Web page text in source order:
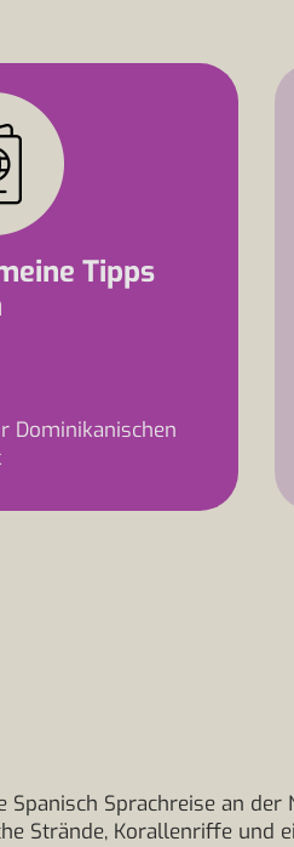
Tipps
Dominikanischen
Spanisch Sprachreise an der
Strände, Korallenriffe und